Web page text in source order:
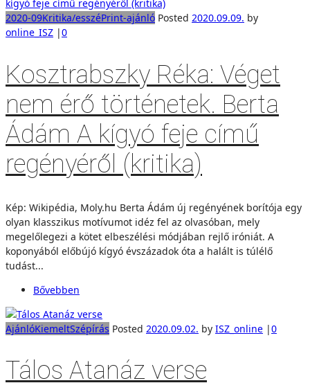
2020-09Kritika/esszéPrint-ajánló Posted 2020.09.09. by
online_ISZ |0
Kosztrabszky Réka: Véget
nem érő történetek. Berta
Ádám A kígyó feje című
regényéről (kritika)
Kép: Wikipédia, Moly.hu Berta Ádám új regényének borítója egy
olyan klasszikus motívumot idéz fel az olvasóban, mely
megelőlegezi a kötet elbeszélési módjában rejlő iróniát. A
koponyából előbújó kígyó évszázadok óta a halált is túlélő
tudást...
Bővebben
AjánlóKiemeltSzépírás Posted 2020.09.02. by ISZ_online |0
Tálos Atanáz verse